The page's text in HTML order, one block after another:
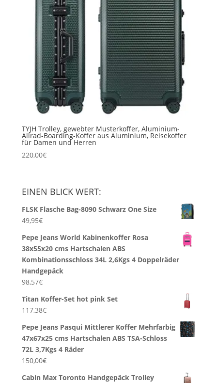
TYJH Trolley, gewebter Musterkoffer, Aluminium-
Allrad-Boarding-Koffer aus Aluminium, Reisekoffer
für Damen und Herren
220,00€
EINEN BLICK WERT:
FLSK Flasche Bag-8090 Schwarz One Size
49,95€
Pepe Jeans World Kabinenkoffer Rosa
38x55x20 cms Hartschalen ABS
Kombinationsschloss 34L 2,6Kgs 4 Doppelräder
Handgepäck
98,57€
Titan Koffer-Set hot pink Set
117,38€
Pepe Jeans Pasqui Mittlerer Koffer Mehrfarbig
47x67x25 cms Hartschalen ABS TSA-Schloss
72L 3,7Kgs 4 Räder
150,00€
Cabin Max Toronto Handgepäck Trolley